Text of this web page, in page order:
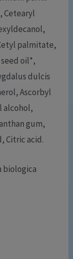
Cetearyl
palmitate,
oil*,
dulcis
Ascorbyl
alcohol,
gum,
Citric acid.
biologica